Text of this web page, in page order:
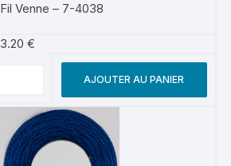
Fil Venne – 7-4038
3.20€
AJOUTER AU PANIER